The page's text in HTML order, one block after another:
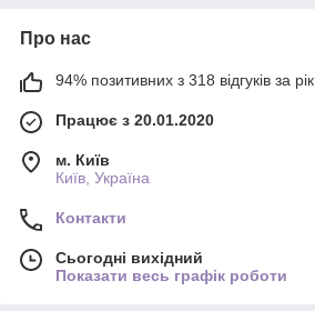
Про нас
94% позитивних з 318 відгуків за рік
Працює з 20.01.2020
м. Київ
Київ, Україна
Контакти
Сьогодні вихідний
Показати весь графік роботи